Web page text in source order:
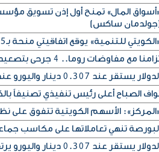
«أسواق المال» تمنح أول إذن تسويق
ساكس)
«الكويتي للتنمية» يوقع اتفاقيتي منحة بـ5 ملايين دولار لدعم الجهود الإنسانية في سوريا وأفغانستان
مع مفاوضات روما.. 4 جرحى بتصعيد إسرائيلي على جنوبي لبنان
يستقر عند 0.307 دينار واليورو عند 0.354
الصباح أعلى رئيس تنفيذي تصنيفاً
«المركز»: الأسهم الكويتية تتفوق على
تنهي تعاملاتها على مكاسب
يستقر عند 0.307 دينار واليورو يرتفع إلى 0.354